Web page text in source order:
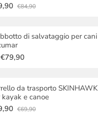
€84,90
di salvataggio per cani
€79,90
da trasporto SKINHAWK
kayak e canoe
€69,90